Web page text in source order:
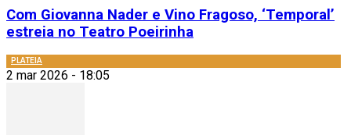
Com Giovanna Nader e Vino Fragoso, ‘Temporal’
estreia no Teatro Poeirinha
PLATEIA
2 mar 2026 - 18:05